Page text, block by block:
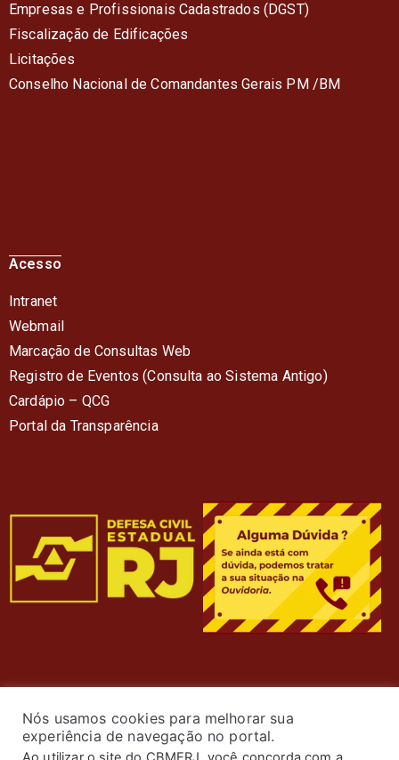
Empresas e Profissionais Cadastrados (DGST)
Fiscalização de Edificações
Licitações
Conselho Nacional de Comandantes Gerais PM /BM
Acesso
Intranet
Webmail
Marcação de Consultas Web
Registro de Eventos (Consulta ao Sistema Antigo)
Cardápio – QCG
Portal da Transparência
Nós usamos cookies para melhorar sua
experiência de navegação no portal.